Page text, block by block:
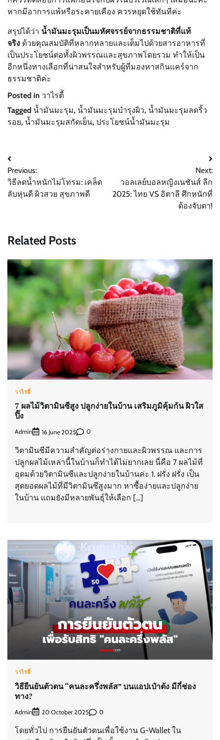
หากมีอาการแพ้หรือระคายเคือง ควรหยุดใช้ทันทีค่ะ
สรุปได้ว่า น้ำมันมะรุมเป็นมหัศจรรย์จากธรรมชาติที่แท้
จริง ด้วยคุณสมบัติที่หลากหลายและเต็มไปด้วยสารอาหารที่
เป็นประโยชน์ต่อทั้งผิวพรรณและสุขภาพโดยรวม ทำให้เป็น
อีกหนึ่งทางเลือกที่น่าสนใจสำหรับผู้ที่มองหาสกินแคร์จาก
ธรรมชาติค่ะ
Posted in วาไรตี้
Tagged น้ำมันมะรุม, น้ำมันมะรุมบำรุงผิว, น้ำมันมะรุมลดริ้ว
รอย, น้ำมันมะรุมสกัดเย็น, ประโยชน์น้ำมันมะรุม
Post
navigation
Previous:
วิธีลดน้ำหนักไม่โทรม: เคล็ด
ลับหุ่นดี ผิวสวย สุขภาพดี
Next:
วอลเลย์บอลหญิงเนชันส์ ลีก
2025: ไทย VS อิตาลี ศึกหนักที่
ต้องจับตา!
Related Posts
วาไรตี้
7 ผลไม้วิตามินซีสูง ปลูกง่ายในบ้าน เสริมภูมิคุ้มกัน ผิวใส
ปิ๊ง
Admin 16 June 2025 0
วิตามินซีมีความสำคัญต่อร่างกายและผิวพรรณ และการ
ปลูกผลไม้เหล่านี้ในบ้านก็ทำได้ไม่ยากเลย นี่คือ 7 ผลไม้ที่
อุดมด้วยวิตามินซีและปลูกง่ายในบ้านค่ะ 1. ฝรั่ง ฝรั่ง เป็น
สุดยอดผลไม้ที่มีวิตามินซีสูงมาก หาซื้อง่ายและปลูกง่าย
ในบ้าน แถมยังมีหลายพันธุ์ให้เลือก […]
วาไรตี้
วิธียืนยันตัวตน “คนละครึ่งพลัส” บนแอปเป๋าตัง มีกี่ช่อง
ทาง?
Admin 20 October 2025 0
โดยทั่วไป การยืนยันตัวตนเพื่อใช้งาน G-Wallet ใน